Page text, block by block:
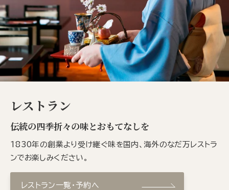
レストラン
伝統の四季折々の味とおもてなしを
1830年の創業より受け継ぐ味を国内、海外のなだ万レストラ
ンでお楽しみください。
レストラン一覧・予約へ